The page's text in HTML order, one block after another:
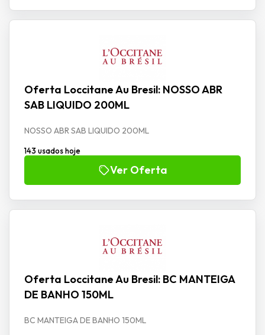
Oferta Loccitane Au Bresil: NOSSO ABR
SAB LIQUIDO 200ML
NOSSO ABR SAB LIQUIDO 200ML
143 usados hoje
Ver Oferta
Oferta Loccitane Au Bresil: BC MANTEIGA
DE BANHO 150ML
BC MANTEIGA DE BANHO 150ML